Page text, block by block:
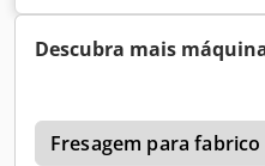
conjunto Dodpfx Aeb A
Descubra mais
Fresagem para